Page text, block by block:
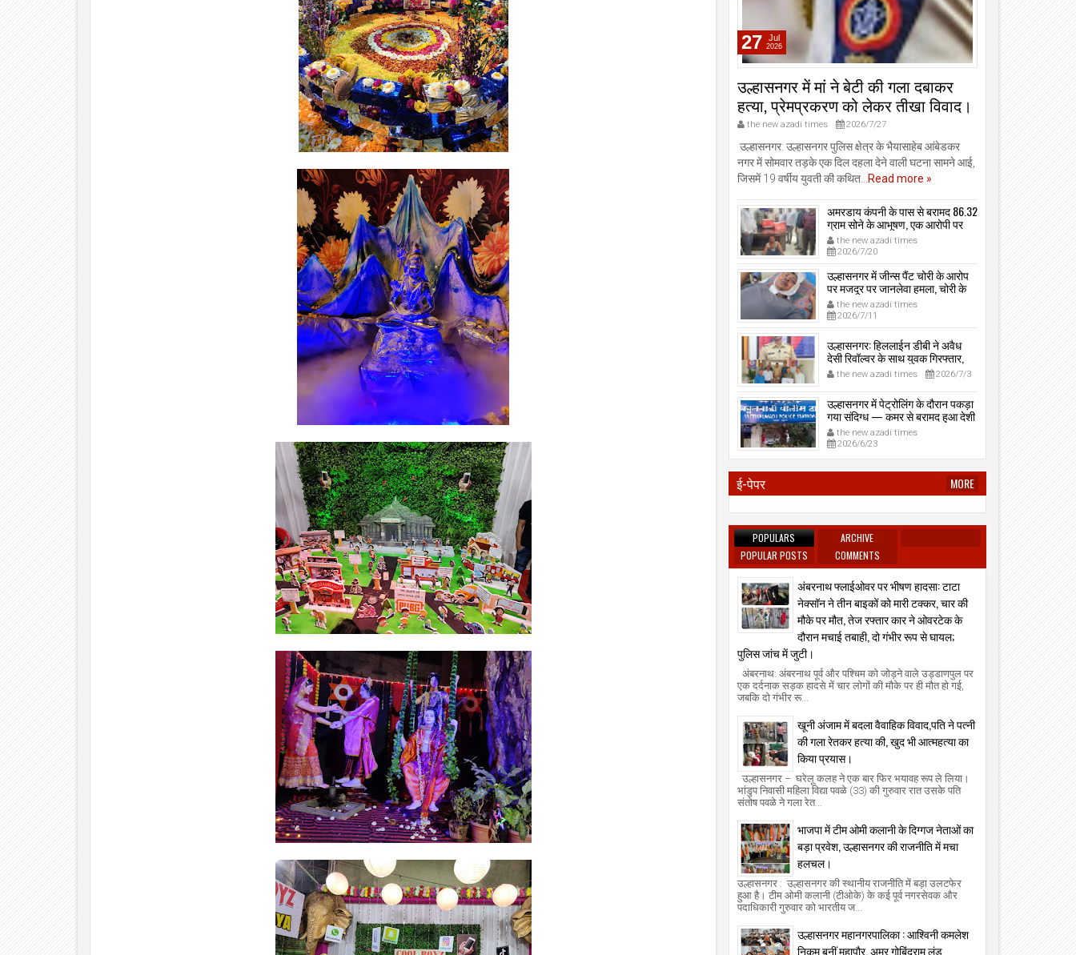
27 Jul
2026
उल्हासनगर में मां ने बेटी की गला दबाकर
हत्या, प्रेमप्रकरण को लेकर तीखा विवाद।
the new azadi times 2026/7/27
उल्हासनगर: उल्हासनगर पुलिस क्षेत्र के भैयासाहेब आंबेडकर
नगर में सोमवार तड़के एक दिल दहला देने वाली घटना सामने आई,
जिसमें 19 वर्षीय युवती की कथित...Read more »
अमरडाय कंपनी के पास से बरामद 86.32
ग्राम सोने के आभूषण, एक आरोपी पर
मामला दर्ज, उल्हासनगर-भायखळा पुलिस
ने घरफोड़ियों के संबंध में एक आरोपी से
महत्वपूर्ण पूछताछ के बाद आरोपी के साथी
के ठिकाने से 10,90,261 रुपये मूल्य के
सोने के आभूषण बरामद किए।
the new azadi times
2026/7/20
उल्हासनगर में जीन्स पैंट चोरी के आरोप
पर मजदूर पर जानलेवा हमला, चोरी के
संदेह में किडनैप कर कराई पिटाई, मजदूर
गंभीर रूप से जख्मी।
the new azadi times
2026/7/11
उल्हासनगर: हिललाईन डीबी ने अवैध
देसी रिवॉल्वर के साथ युवक गिरफ्तार,
प्रेमनगर टेकडी से देसी रिवॉल्वर व
काडतूस जप्त, इलीगल हथियार साथ
पकड़ा गया युवक एक दिन की पोलीस
कोठडी में।
the new azadi times 2026/7/3
उल्हासनगर में पेट्रोलिंग के दौरान पकड़ा
गया संदिग्ध — कमर से बरामद हुआ देशी
रिवॉल्वर।
the new azadi times
2026/6/23
ई-पेपर MORE
POPULARS
ARCHIVE
POPULAR POSTS
COMMENTS
अंबरनाथ फ्लाईओवर पर भीषण हादसा: टाटा
नेक्सॉन ने तीन बाइकों को मारी टक्कर, चार की
मौके पर मौत, तेज रफ्तार कार ने ओवरटेक के
दौरान मचाई तबाही, दो गंभीर रूप से घायल;
पुलिस जांच में जुटी।
अंबरनाथ: अंबरनाथ पूर्व और पश्चिम को जोड़ने वाले उड्डाणपुल पर
एक दर्दनाक सड़क हादसे में चार लोगों की मौके पर ही मौत हो गई,
जबकि दो गंभीर रू...
खूनी अंजाम में बदला वैवाहिक विवाद,पति ने पत्नी
की गला रेतकर हत्या की, खुद भी आत्महत्या का
किया प्रयास।
उल्हासनगर – घरेलू कलह ने एक बार फिर भयावह रूप ले लिया।
भांडुप निवासी महिला विद्या पवळे (33) की गुरुवार रात उसके पति
संतोष पवळे ने गला रेत...
भाजपा में टीम ओमी कलानी के दिग्गज नेताओं का
बड़ा प्रवेश, उल्हासनगर की राजनीति में मचा
हलचल।
उल्हासनगर : उल्हासनगर की स्थानीय राजनीति में बड़ा उलटफेर
हुआ है। टीम ओमी कलानी (टीओके) के कई पूर्व नगरसेवक और
पदाधिकारी गुरुवार को भारतीय ज...
उल्हासनगर महानगरपालिका : आश्विनी कमलेश
निकम बनीं महापौर, अमर गोबिंदराम लुंड